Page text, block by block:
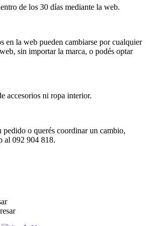
de los 30 días mediante la web.
en la web pueden cambiarse por cualquier
sin importar la marca, o podés optar
accesorios ni ropa interior.
pedido o querés coordinar un cambio,
al 092 904 818.